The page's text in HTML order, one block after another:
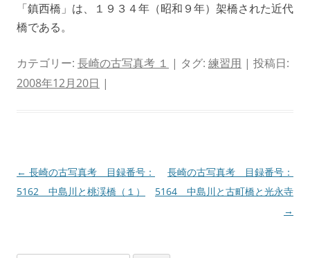
「鎮西橋」は、１９３４年（昭和９年）架橋された近代
橋である。
カテゴリー: 長崎の古写真考 １ | タグ: 練習用 | 投稿日:
2008年12月20日 |
投
稿
← 長崎の古写真考 目録番号：
5162 中島川と桃渓橋（１）
長崎の古写真考 目録番号：
5164 中島川と古町橋と光永寺
→